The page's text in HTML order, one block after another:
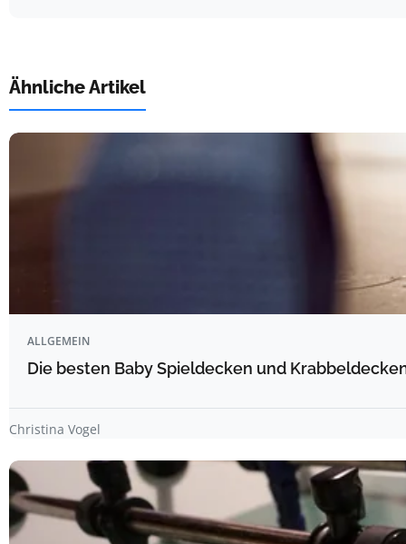
Ähnliche Artikel
ALLGEMEIN
Die besten Baby Spieldecken und
Christina Vogel